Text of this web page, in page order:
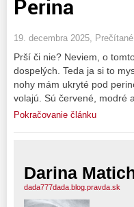
Perina
19. decembra 2025, Prečítané
Prší či nie? Neviem, o
dospelých. Teda ja si to
nohy mám ukryté pod
volajú. Sú červené, modré
Pokračovanie článku
Darina
dada777dada.blog.pravda.sk